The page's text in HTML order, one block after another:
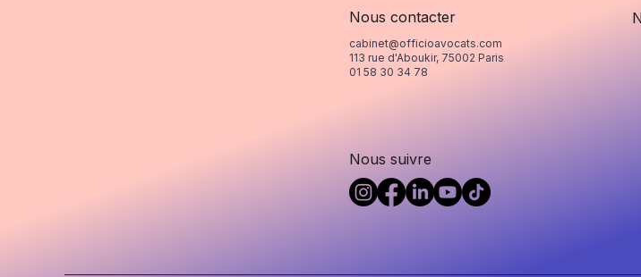
Nous contacter
cabinet@officioavocats.com
113 rue d'Aboukir, 75002 Paris
01 58 30 34 78
Nous suivre